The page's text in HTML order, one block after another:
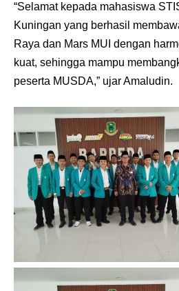
“Selamat kepada mahasiswa
Kuningan yang berhasil
Raya dan Mars MUI dengan
kuat, sehingga mampu
peserta MUSDA,” ujar Amaludin.